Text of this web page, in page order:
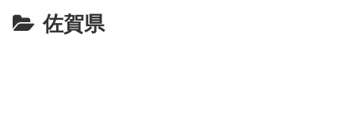
佐賀県